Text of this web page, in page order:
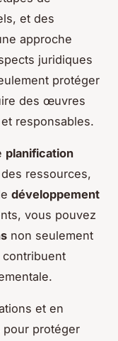
et des
approche
juridiques
protéger
des œuvres
responsables.
planification
ressources,
développement
vous pouvez
non seulement
et en
pour protéger